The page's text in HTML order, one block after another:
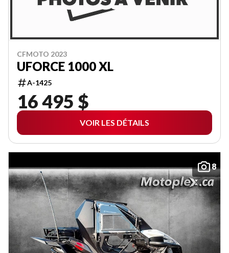
CFMOTO 2023
UFORCE 1000 XL
A-1425
16 495 $
VOIR LES DÉTAILS
8